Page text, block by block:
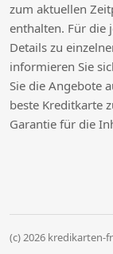
zum aktuellen
enthalten. Für die
Details zu
informieren Sie
Sie die Angebote
beste Kreditkarte
Garantie für die
(c) 2026 kredikarten-